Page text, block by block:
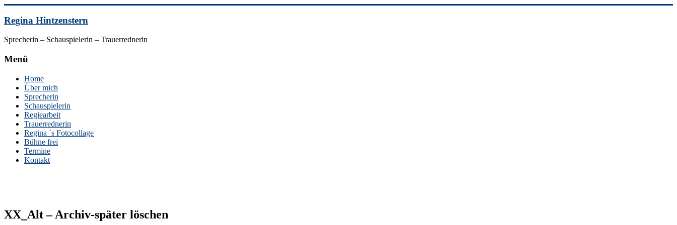
to
content
Regina Hintzenstern
Sprecherin – Schauspielerin – Trauerrednerin
Menü
Home
Über mich
Sprecherin
Schauspielerin
Regiearbeit
Trauerrednerin
Regina ´s Fotocollage
Bühne frei
Termine
Kontakt
XX_Alt – Archiv-später löschen